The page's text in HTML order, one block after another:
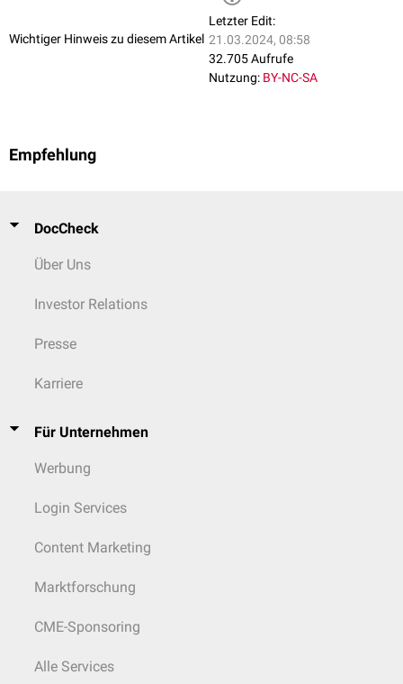
Wichtiger Hinweis zu diesem Artikel
Letzter Edit:
21.03.2024, 08:58
32.705 Aufrufe
Nutzung: BY-NC-SA
Empfehlung
DocCheck
Über Uns
Investor Relations
Presse
Karriere
Für Unternehmen
Werbung
Login Services
Content Marketing
Marktforschung
CME-Sponsoring
Alle Services